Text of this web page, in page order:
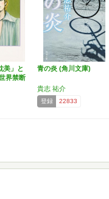
美」と
界禁断
青の炎 (角川文庫)
貴志 祐介
登録 22833